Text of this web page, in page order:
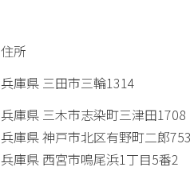
住所
兵庫県 三田市三輪1314
兵庫県 三木市志染町三津田1708
兵庫県 神戸市北区有野町二郎
兵庫県 西宮市鳴尾浜1丁目5番2